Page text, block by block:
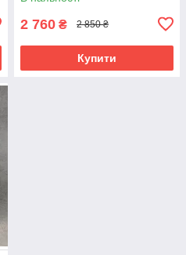
2 760 ₴ 2 850 ₴
Купити